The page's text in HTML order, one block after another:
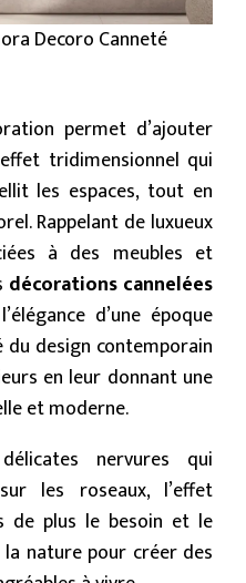
Decoro Canneté
permet d’ajouter
tridimensionnel qui
les espaces, tout en
Rappelant de luxueux
à des meubles et
décorations cannelées
d’une époque
design contemporain
en leur donnant une
et moderne.
nervures qui
les roseaux, l’effet
de plus le besoin et le
nature pour créer des